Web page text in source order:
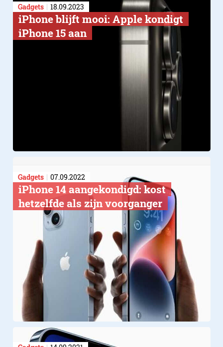
Gadgets 18.09.2023
iPhone blijft mooi: Apple kondigt
iPhone 15 aan
Gadgets 07.09.2022
iPhone 14 aangekondigd: kost
hetzelfde als zijn voorganger